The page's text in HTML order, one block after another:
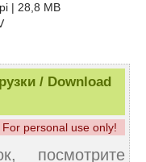
| 28,8 MB
/ Download
For personal use only!
посмотрите